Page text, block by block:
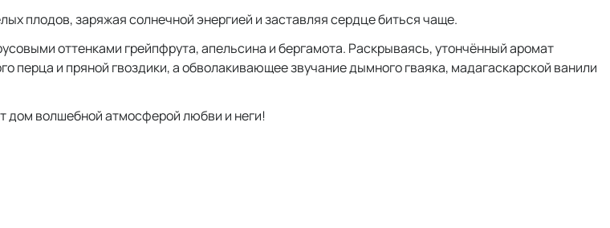
плодов, заряжая солнечной энергией и заставляя сердце биться чаще.
оттенками грейпфрута, апельсина и бергамота. Раскрываясь, утончённый аромат
перца и пряной гвоздики, а обволакивающее звучание дымного гваяка, мадагаскарской ванили
дом волшебной атмосферой любви и неги!